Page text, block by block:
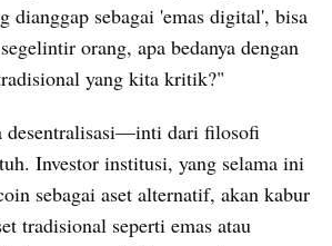
dianggap sebagai 'emas digital', bisa
orang, apa bedanya dengan
yang kita kritik?"
Investor institusi, yang selama ini
sebagai aset alternatif, akan kabur
tradisional seperti emas atau